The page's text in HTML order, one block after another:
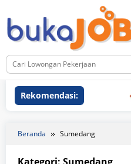
ke
konten
Rekomendasi:
Beranda Sumedang